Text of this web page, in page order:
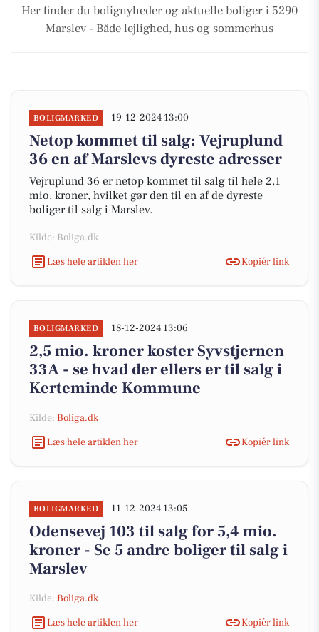
Her finder du bolignyheder og aktuelle boliger i 5290
Marslev - Både lejlighed, hus og sommerhus
BOLIGMARKED 19-12-2024 13:00
Netop kommet til salg: Vejruplund
36 en af Marslevs dyreste adresser
Vejruplund 36 er netop kommet til salg til hele 2,1
mio. kroner, hvilket gør den til en af de dyreste
boliger til salg i Marslev.
Kilde: Boliga.dk
Læs hele artiklen her
Kopiér link
BOLIGMARKED 18-12-2024 13:06
2,5 mio. kroner koster Syvstjernen
33A - se hvad der ellers er til salg i
Kerteminde Kommune
Kilde: Boliga.dk
Læs hele artiklen her
Kopiér link
BOLIGMARKED 11-12-2024 13:05
Odensevej 103 til salg for 5,4 mio.
kroner - Se 5 andre boliger til salg i
Marslev
Kilde: Boliga.dk
Læs hele artiklen her
Kopiér link